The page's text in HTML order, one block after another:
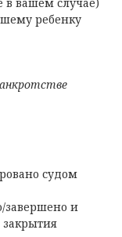
ребенку
судом
завершено и